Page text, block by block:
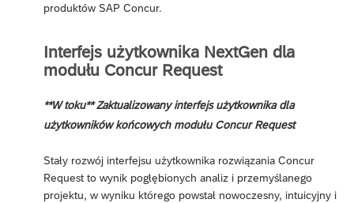
produktów SAP Concur.
Interfejs użytkownika NextGen dla
modułu Concur Request
**W toku** Zaktualizowany interfejs użytkownika dla
użytkowników końcowych modułu Concur Request
Stały rozwój interfejsu użytkownika rozwiązania Concur
Request to wynik pogłębionych analiz i przemyślanego
projektu, w wyniku którego powstał nowoczesny, intuicyjny i